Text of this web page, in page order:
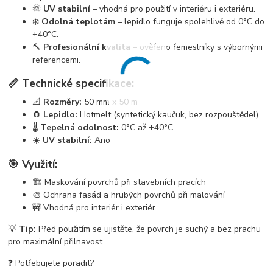
🌞 UV stabilní– vhodná pro použití v interiéru i exteriéru.
❄️ Odolná teplotám – lepidlo funguje spolehlivě od 0°C do
+40°C.
🔨 Profesionální kvalita – ověřeno řemeslníky s výbornými
referencemi.
📏 Technické specifikace:
📐 Rozměry: 50 mm x 50 m
🧲 Lepidlo: Hotmelt (syntetický kaučuk, bez rozpouštědel)
🌡️ Tepelná odolnost: 0°C až +40°C
☀️ UV stabilní: Ano
🎯 Využití:
🏗️ Maskování povrchů při stavebních pracích
🎨 Ochrana fasád a hrubých povrchů při malování
🚧 Vhodná pro interiér i exteriér
💡 Tip: Před použitím se ujistěte, že povrch je suchý a bez prachu
pro maximální přilnavost.
❓ Potřebujete poradit?